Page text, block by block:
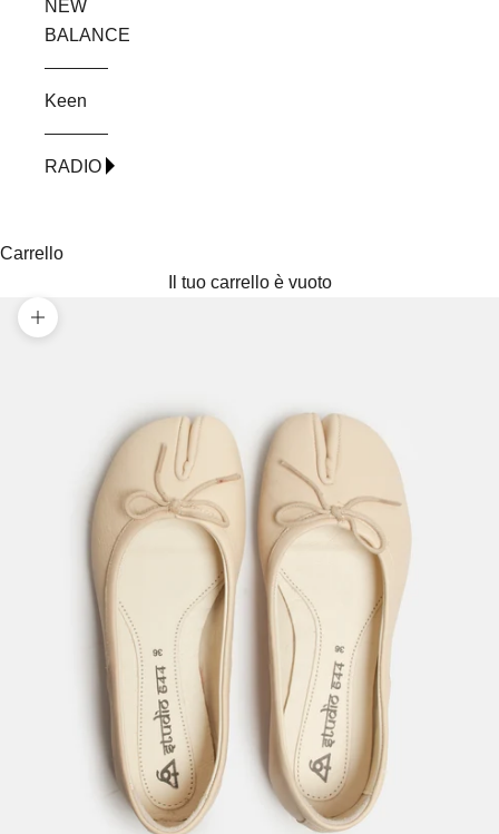
NEW
BALANCE
Keen
RADIO
Carrello
Il tuo carrello è vuoto
Ingrandisci immagine